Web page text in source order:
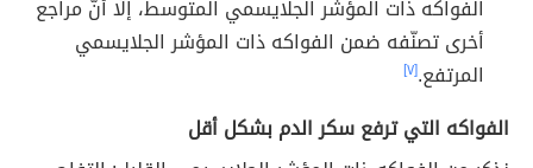
الفواكه ذات المؤشر الجلايسمي المتوسط، إلّا أنّ مراجع
أخرى تصنّفه ضمن الفواكه ذات المؤشر الجلايسمي
المرتفع.[٧]
الفواكه التي ترفع سكر الدم بشكل أقل